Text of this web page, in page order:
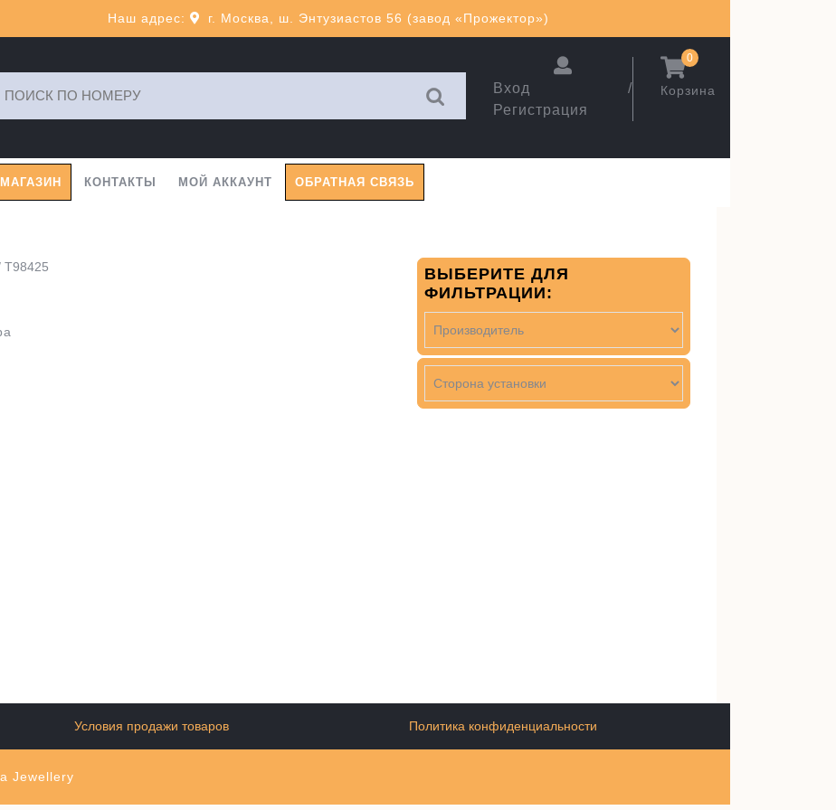
Наш адрес: г. Москва, ш. Энтузиастов 56 (завод «Прожектор»)
Вход /
Регистрация
Корзина
0
МАГАЗИН КОНТАКТЫ МОЙ АККАУНТ ОБРАТНАЯ СВЯЗЬ
T98425
ВЫБЕРИТЕ ДЛЯ
ФИЛЬТРАЦИИ:
Условия продажи товаров Политика конфиденциальности
Jewellery